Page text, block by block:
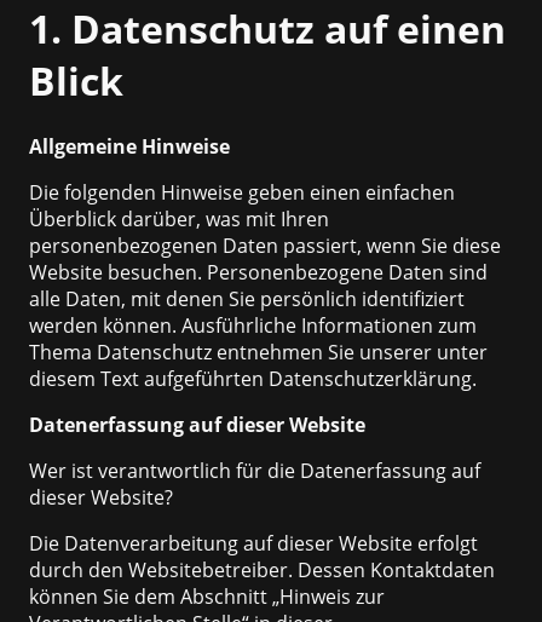
1. Datenschutz auf einen
Blick
Allgemeine Hinweise
Die folgenden Hinweise geben einen einfachen
Überblick darüber, was mit Ihren
personenbezogenen Daten passiert, wenn Sie diese
Website besuchen. Personenbezogene Daten sind
alle Daten, mit denen Sie persönlich identifiziert
werden können. Ausführliche Informationen zum
Thema Datenschutz entnehmen Sie unserer unter
diesem Text aufgeführten Datenschutzerklärung.
Datenerfassung auf dieser Website
Wer ist verantwortlich für die Datenerfassung auf
dieser Website?
Die Datenverarbeitung auf dieser Website erfolgt
durch den Websitebetreiber. Dessen Kontaktdaten
können Sie dem Abschnitt „Hinweis zur